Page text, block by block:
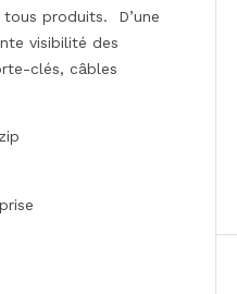
produits. D’une
visibilité des
clés, câbles